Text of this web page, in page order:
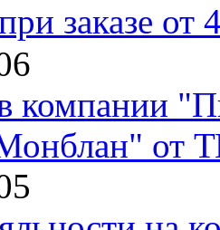
заказе от
компании
от